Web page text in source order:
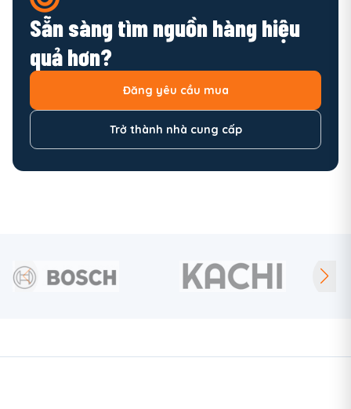
Sẵn sàng tìm nguồn hàng hiệu
quả hơn?
Đăng yêu cầu mua
Trở thành nhà cung cấp